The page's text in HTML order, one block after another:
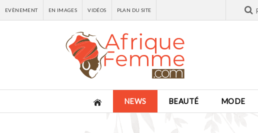
EVÈNEMENT EN IMAGES VIDÉOS PLAN DU SITE
NEWS BEAUTÉ MODE